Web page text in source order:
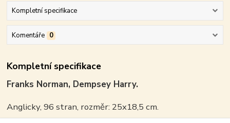
Kompletní specifikace
Komentáře 0
Kompletní specifikace
Franks Norman, Dempsey Harry.
Anglicky, 96 stran, rozměr: 25x18,5 cm.